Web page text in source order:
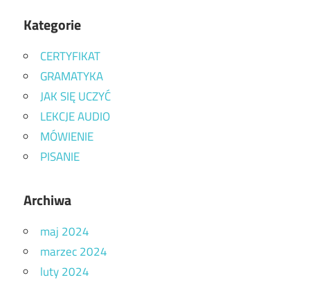
Kategorie
CERTYFIKAT
GRAMATYKA
JAK SIĘ UCZYĆ
LEKCJE AUDIO
MÓWIENIE
PISANIE
Archiwa
maj 2024
marzec 2024
luty 2024